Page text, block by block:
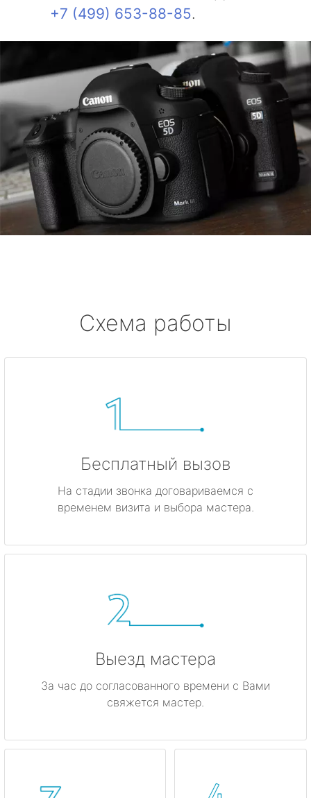
+7 (499) 653-88-85.
Схема работы
Бесплатный вызов
На стадии звонка договариваемся с
временем визита и выбора мастера.
Выезд мастера
За час до согласованного времени с Вами
свяжется мастер.